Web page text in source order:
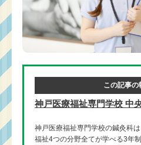
この記事の
神戸医療福祉専門学校 中
神戸医療福祉専門学校の鍼灸科
福祉4つの分野全てが学べる3年